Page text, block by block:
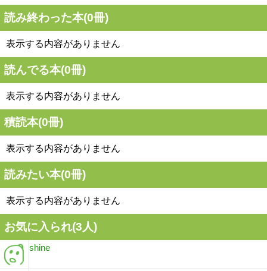
読み終わった本(0冊)
表示する内容がありません
読んでる本(0冊)
表示する内容がありません
積読本(0冊)
表示する内容がありません
読みたい本(0冊)
表示する内容がありません
お気に入られ(3人)
shine